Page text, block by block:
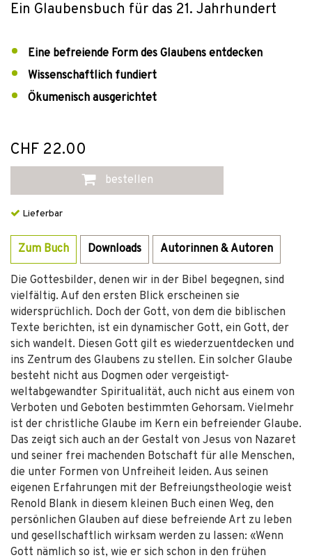
Ein Glaubensbuch für das 21. Jahrhundert
Eine befreiende Form des Glaubens entdecken
Wissenschaftlich fundiert
Ökumenisch ausgerichtet
CHF 22.00
bestellen
Lieferbar
Zum Buch Downloads Autorinnen & Autoren
Die Gottesbilder, denen wir in der Bibel begegnen, sind
vielfältig. Auf den ersten Blick erscheinen sie
widersprüchlich. Doch der Gott, von dem die biblischen
Texte berichten, ist ein dynamischer Gott, ein Gott, der
sich wandelt. Diesen Gott gilt es wiederzuentdecken und
ins Zentrum des Glaubens zu stellen. Ein solcher Glaube
besteht nicht aus Dogmen oder vergeistigt-
weltabgewandter Spiritualität, auch nicht aus einem von
Verboten und Geboten bestimmten Gehorsam. Vielmehr
ist der christliche Glaube im Kern ein befreiender Glaube.
Das zeigt sich auch an der Gestalt von Jesus von Nazaret
und seiner frei machenden Botschaft für alle Menschen,
die unter Formen von Unfreiheit leiden. Aus seinen
eigenen Erfahrungen mit der Befreiungstheologie weist
Renold Blank in diesem kleinen Buch einen Weg, den
persönlichen Glauben auf diese befreiende Art zu leben
und gesellschaftlich wirksam werden zu lassen: «Wenn
Gott nämlich so ist, wie er sich schon in den frühen